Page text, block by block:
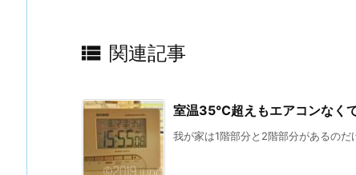
 関連記事
室温35℃超えもエアコンなく
我が家は1階部分と2階部分があるの